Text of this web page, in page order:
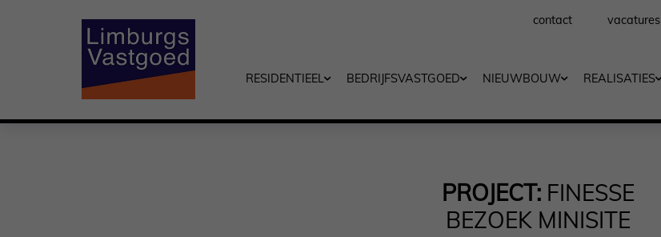
contact vacatures
RESIDENTIEEL BEDRIJFSVASTGOED NIEUWBOUW REALISATIES
PROJECT: FINESSE
BEZOEK MINISITE